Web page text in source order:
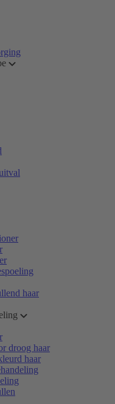
haar
droog haar
haar